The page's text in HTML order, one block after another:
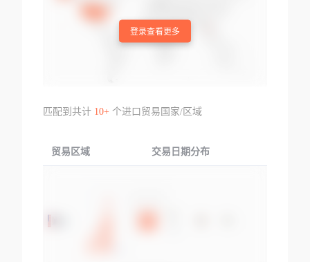
登录查看更多
匹配到共计 10+个进口贸易国家/区域
贸易区域 交易日期分布